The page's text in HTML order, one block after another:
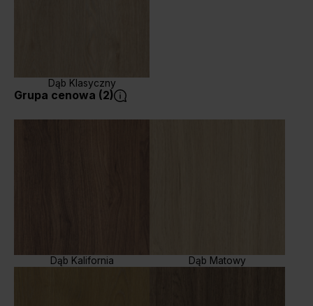
Dąb Klasyczny
Grupa cenowa (2)
Dąb Kalifornia Dąb Matowy